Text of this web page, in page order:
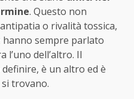
. Questo non
o rivalità tossica,
hanno sempre parlato
l’uno dell’altro. Il
è un altro ed è
trovano.